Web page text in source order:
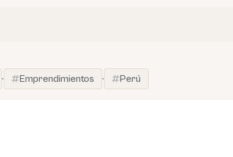
· Emprendimientos · Perú